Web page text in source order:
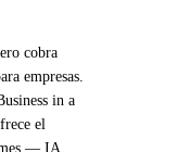
cobra
empresas.
in a
el
mes — IA